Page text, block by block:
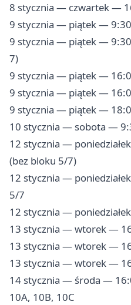
8 stycznia — czwartek —
9 stycznia — piątek —
9 stycznia — piątek —
7)
9 stycznia — piątek —
9 stycznia — piątek —
9 stycznia — piątek —
10 stycznia — sobota —
12 stycznia —
(bez bloku 5/7)
12 stycznia —
5/7
12 stycznia —
13 stycznia — wtorek —
13 stycznia — wtorek —
13 stycznia — wtorek —
14 stycznia — środa —
10A, 10B, 10C